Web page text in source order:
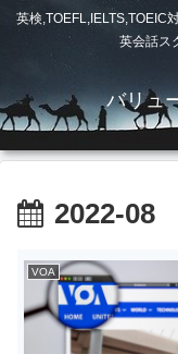
英検,TOEFL,IELTS,TOEIC
英会話ス
バリュ
2022-08
VOA